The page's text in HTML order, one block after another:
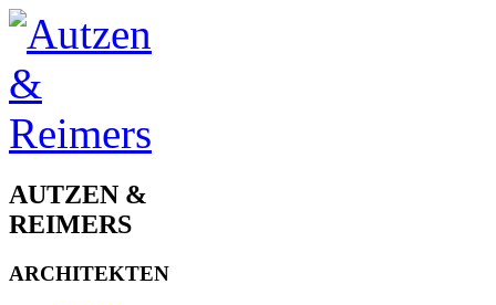
AUTZEN &
REIMERS
ARCHITEKTEN